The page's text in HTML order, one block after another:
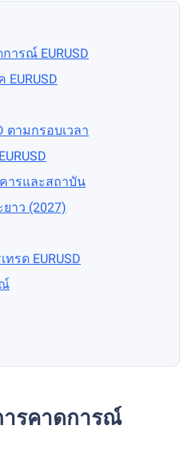
ารณ์ EURUSD
ตามกรอบเวลา
ารและสถาบัน
ยาว (2027)
รด EURUSD
ารคาดการณ์